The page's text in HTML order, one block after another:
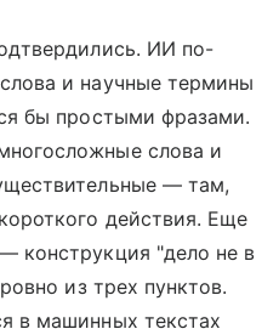
ИИ по-
и научные термины
бы простыми фразами.
слова и
— там,
действия. Еще
конструкция "дело не в
из трех пунктов.
в машинных текстах